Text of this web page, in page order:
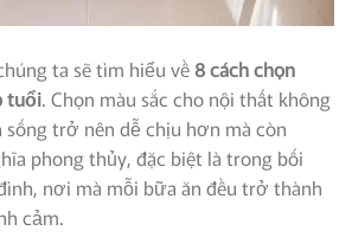
ta sẽ tìm hiểu về8 cách chọn
tuổi. Chọn màu sắc cho nội thất không
trở nên dễ chịu hơn mà còn
phong thủy, đặc biệt là trong bối
nơi mà mỗi bữa ăn đều trở thành
cảm.